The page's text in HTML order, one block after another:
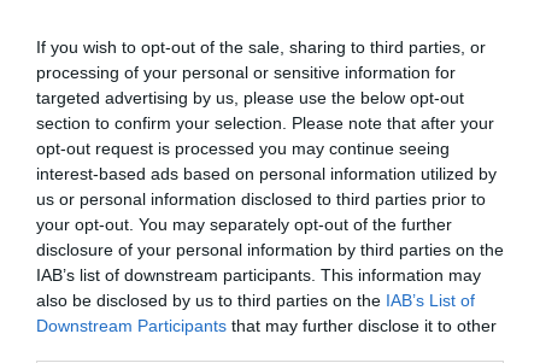
If you wish to opt-out of the sale, sharing to third parties, or
processing of your personal or sensitive information for
targeted advertising by us, please use the below opt-out
section to confirm your selection. Please note that after your
opt-out request is processed you may continue seeing
interest-based ads based on personal information utilized by
us or personal information disclosed to third parties prior to
your opt-out. You may separately opt-out of the further
disclosure of your personal information by third parties on the
IAB’s list of downstream participants. This information may
also be disclosed by us to third parties on the IAB’s List of
Downstream Participants that may further disclose it to other
πραγματοποιεί τις μεταξύ τους
συναλλαγές στα εθνικά τους
νομίσματα!
Με λίγα λόγια, μόνο ένα 10% του
παγκόσμιου πληθυσμού είναι φίλα
προσκείμενο στις επιλογές των
Αμερικανών του Μπάιντεν και έμμεσα
ακολουθεί ένα 15%.